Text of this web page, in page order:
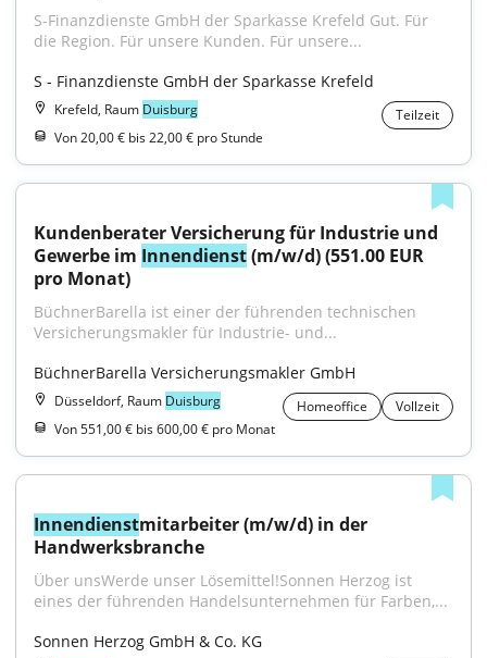
S-Finanzdienste GmbH der Sparkasse Krefeld Gut. Für
die Region. Für unsere Kunden. Für unsere...
S - Finanzdienste GmbH der Sparkasse Krefeld
Krefeld, Raum Duisburg
Teilzeit
Von 20,00 € bis 22,00 € pro Stunde
Kundenberater Versicherung für Industrie und
Gewerbe im Innendienst (m/w/d) (551.00 EUR
pro Monat)
BüchnerBarella ist einer der führenden technischen
Versicherungsmakler für Industrie- und...
BüchnerBarella Versicherungsmakler GmbH
Düsseldorf, Raum Duisburg Homeoffice
Vollzeit
Von 551,00 € bis 600,00 € pro Monat
Innendienstmitarbeiter (m/w/d) in der
Handwerksbranche
Über unsWerde unser Lösemittel!Sonnen Herzog ist
eines der führenden Handelsunternehmen für Farben,...
Sonnen Herzog GmbH & Co. KG